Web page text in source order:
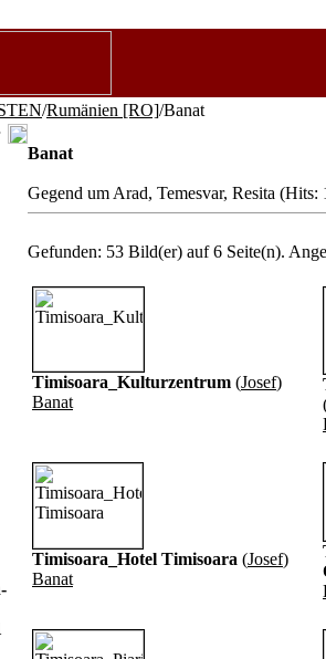
/Rumänien [RO]/Banat
Banat
Gegend um Arad, Temesvar, Resita (Hits:
Gefunden: 53 Bild(er) auf 6 Seite(n).
Timisoara_Kulturzentrum (Josef)
Banat
Timisoara_Hotel Timisoara (Josef)
Banat